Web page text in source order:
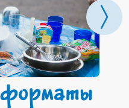
форматы